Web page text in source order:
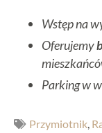
Wstęp na
Oferujemy
Parking w
Przymiotnik